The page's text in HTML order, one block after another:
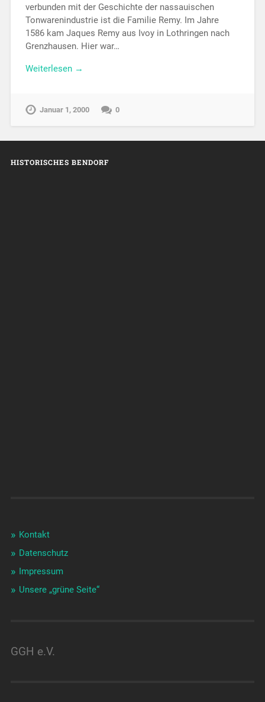
verbunden mit der Geschichte der nassauischen
Tonwarenindustrie ist die Familie Remy. Im Jahre
1586 kam Jaques Remy aus Ivoy in Lothringen nach
Grenzhausen. Hier war…
Weiterlesen →
Januar 1, 2000 0
HISTORISCHES BENDORF
Kontakt
Datenschutz
Impressum
Unsere „grüne Seite“
GGH e.V.